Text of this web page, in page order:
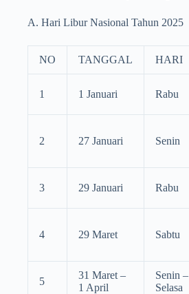
A. Hari Libur Nasional Tahun 2025
NO TANGGAL HARI
1 1 Januari Rabu
2 27 Januari Senin
3 29 Januari Rabu
4 29 Maret Sabtu
5
31 Maret –
1 April
Senin –
Selasa